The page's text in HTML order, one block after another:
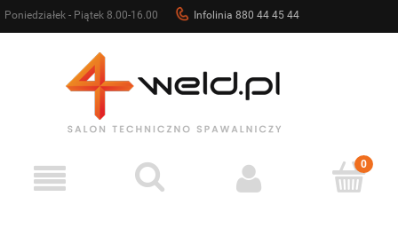
Poniedziałek - Piątek 8.00-16.00 Infolinia 880 44 45 44